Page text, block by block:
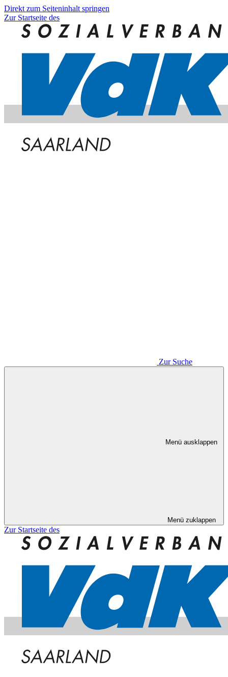
Direkt zum Seiteninhalt springen
Zur Startseite des
Zur Suche
Menü ausklappen
Menü zuklappen
Zur Startseite des